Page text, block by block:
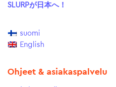
SLURPが日本へ！
suomi
English
Ohjeet & asiakaspalvelu